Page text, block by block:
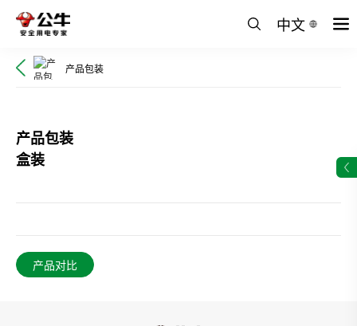
中文
产品包装
产品包装
盒装
产品对比